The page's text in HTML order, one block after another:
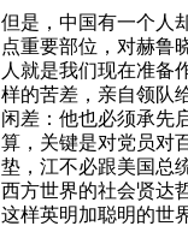
但是，中国有一个人
点重要部位，对赫鲁
人就是我们现在准备
样的苦差，亲自领队
闲差：他也必须承先
算，关键是对党员对
垫，江不必跟美国总
西方世界的社会贤达
这样英明加聪明的世